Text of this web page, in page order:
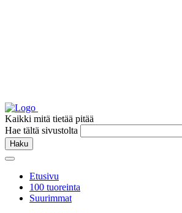
Kaikki mitä tietää pitää
Hae tältä sivustolta
Haku
Etusivu
100 tuoreinta
Suurimmat